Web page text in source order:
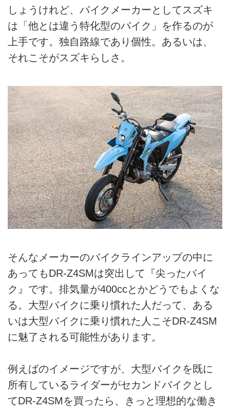
しょうけれど、バイクメーカーとしてスズキ
は「他とは違う特化型のバイク」を作るのが
上手です。独自路線であり個性。あるいは、
それこそがスズキらしさ。
そんなメーカーのバイクラインアップの中に
あってもDR-Z4SMは突出して『尖ったバイ
ク』です。排気量が400ccとかどうでもよくな
る。大型バイクに乗り慣れた人だって、ある
いは大型バイクに乗り慣れた人こそDR-Z4SM
に魅了される可能性があります。
例えばのイメージですが、大型バイクを既に
所有しているライダーがセカンドバイクとし
てDR-Z4SMを買ったら、きっと理想的な働き